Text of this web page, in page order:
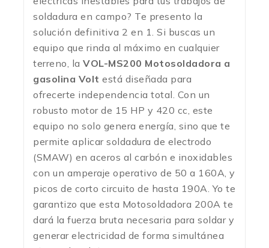
soldadura en campo? Te presento la
solución definitiva 2 en 1. Si buscas un
equipo que rinda al máximo en cualquier
terreno, la VOL-MS200 Motosoldadora a
gasolina Volt está diseñada para
ofrecerte independencia total. Con un
robusto motor de 15 HP y 420 cc, este
equipo no solo genera energía, sino que te
permite aplicar soldadura de electrodo
(SMAW) en aceros al carbón e inoxidables
con un amperaje operativo de 50 a 160A, y
picos de corto circuito de hasta 190A. Yo te
garantizo que esta Motosoldadora 200A te
dará la fuerza bruta necesaria para soldar y
generar electricidad de forma simultánea